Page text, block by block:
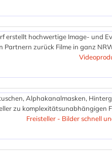
erstellt hochwertige Image- und
zurück Filme in ganz
Alphakanalmasken,
zu komplexitätsunabhängigen
Freisteller - Bilder schnell